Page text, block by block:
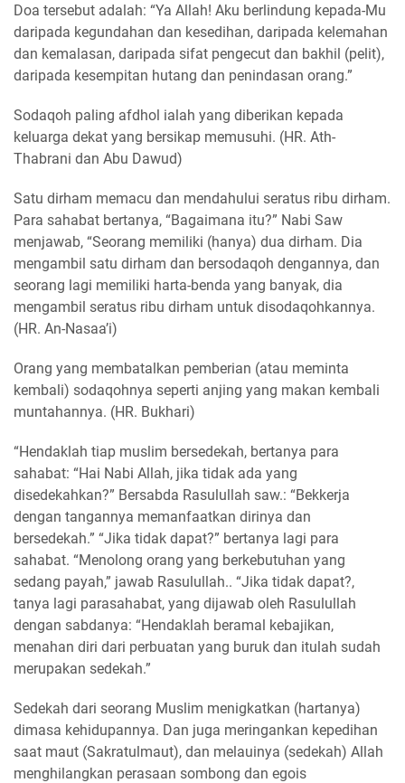
Doa tersebut adalah: “Ya Allah! Aku berlindung kepada-Mu
daripada kegundahan dan kesedihan, daripada kelemahan
dan kemalasan, daripada sifat pengecut dan bakhil (pelit),
daripada kesempitan hutang dan penindasan orang.”
Sodaqoh paling afdhol ialah yang diberikan kepada
keluarga dekat yang bersikap memusuhi. (HR. Ath-
Thabrani dan Abu Dawud)
Satu dirham memacu dan mendahului seratus ribu dirham.
Para sahabat bertanya, “Bagaimana itu?” Nabi Saw
menjawab, “Seorang memiliki (hanya) dua dirham. Dia
mengambil satu dirham dan bersodaqoh dengannya, dan
seorang lagi memiliki harta-benda yang banyak, dia
mengambil seratus ribu dirham untuk disodaqohkannya.
(HR. An-Nasaa’i)
Orang yang membatalkan pemberian (atau meminta
kembali) sodaqohnya seperti anjing yang makan kembali
muntahannya. (HR. Bukhari)
“Hendaklah tiap muslim bersedekah, bertanya para
sahabat: “Hai Nabi Allah, jika tidak ada yang
disedekahkan?” Bersabda Rasulullah saw.: “Bekkerja
dengan tangannya memanfaatkan dirinya dan
bersedekah.” “Jika tidak dapat?” bertanya lagi para
sahabat. “Menolong orang yang berkebutuhan yang
sedang payah,” jawab Rasulullah.. “Jika tidak dapat?,
tanya lagi parasahabat, yang dijawab oleh Rasulullah
dengan sabdanya: “Hendaklah beramal kebajikan,
menahan diri dari perbuatan yang buruk dan itulah sudah
merupakan sedekah.”
Sedekah dari seorang Muslim menigkatkan (hartanya)
dimasa kehidupannya. Dan juga meringankan kepedihan
saat maut (Sakratulmaut), dan melauinya (sedekah) Allah
menghilangkan perasaan sombong dan egois